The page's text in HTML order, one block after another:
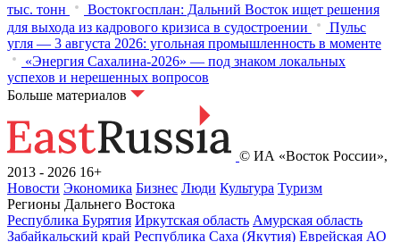
тыс. тонн
Востокгосплан: Дальний Восток ищет решения
для выхода из кадрового кризиса в судостроении
Пульс
угля — 3 августа 2026: угольная промышленность в моменте
«Энергия Сахалина-2026» — под знаком локальных
успехов и нерешенных вопросов
Больше материалов
© ИА «Восток России»,
2013 - 2026 16+
Новости Экономика Бизнес Люди Культура Туризм
Регионы Дальнего Востока
Республика Бурятия Иркутская область Амурская область
Забайкальский край Республика Саха (Якутия) Еврейская АО